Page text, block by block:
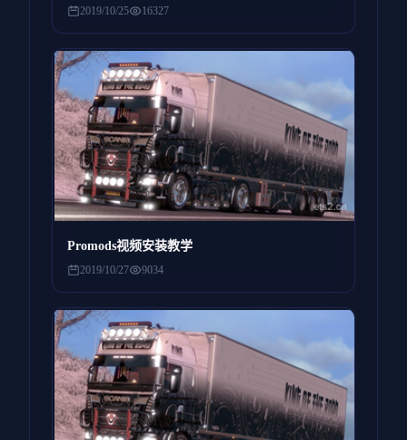
2019/10/25 16327
Promods视频安装教学
2019/10/27 9034